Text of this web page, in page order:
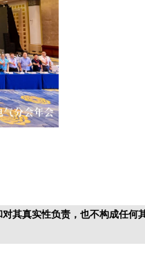
其真实性负责，也不构成任何